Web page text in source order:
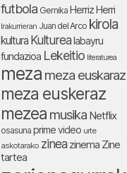
futbola Gernika Herriz Herri
Irakurrieran Juan del Arco kirola
kultura Kulturealabayru
fundazioa Lekeitio literaturea
meza meza euskaraz
meza euskeraz
mezea musika Netflix
osasuna prime video urte
askotarako zinea zinema Zine
tartea